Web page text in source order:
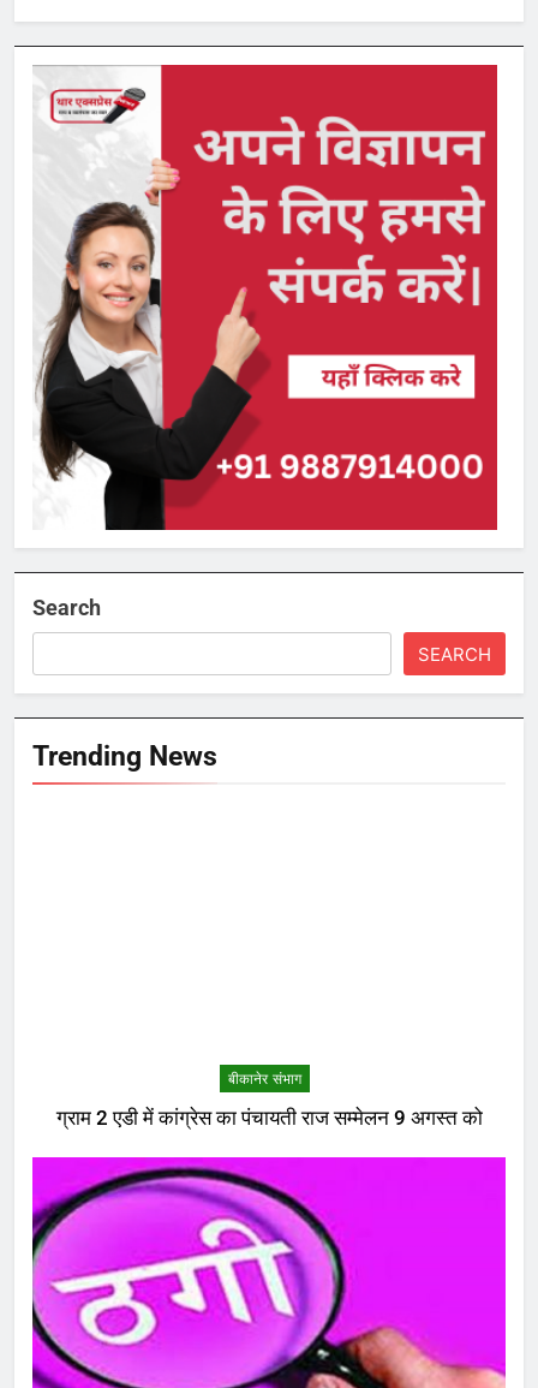
Search
SEARCH
Trending News
बीकानेर संभाग
ग्राम 2 एडी में कांग्रेस का पंचायती राज सम्मेलन 9 अगस्त को